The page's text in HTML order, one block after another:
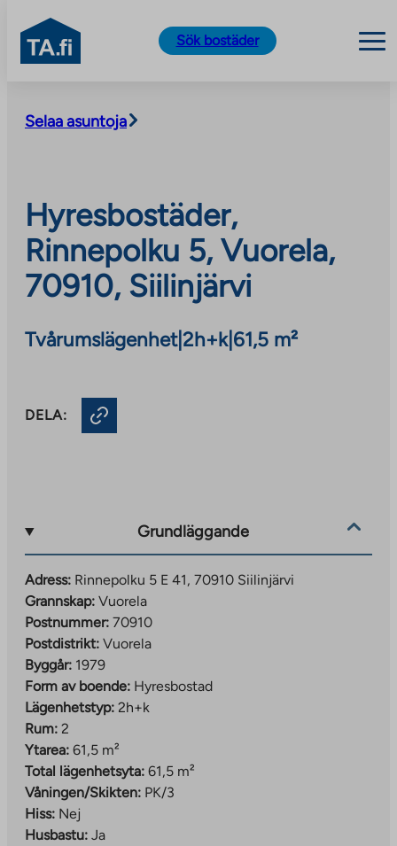
content
TA.fi
Sök bostäder
Selaa asuntoja
Hyresbostäder,
Rinnepolku 5, Vuorela,
70910, Siilinjärvi
Tvårumslägenhet|2h+k| 61,5 m²
DELA:
Grundläggande
Adress: Rinnepolku 5 E 41, 70910 Siilinjärvi
Grannskap: Vuorela
Postnummer: 70910
Postdistrikt: Vuorela
Byggår: 1979
Form av boende: Hyresbostad
Lägenhetstyp: 2h+k
Rum: 2
Ytarea: 61,5 m²
Total lägenhetsyta: 61,5 m²
Våningen/Skikten: PK/3
Hiss: Nej
Husbastu: Ja